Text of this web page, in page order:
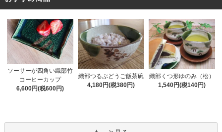
ソーサーが四角い織部竹
コーヒーカップ
6,600円(税600円)
織部つるぶどうご飯茶碗
4,180円(税380円)
織部くつ形ゆのみ（松）
1,540円(税140円)